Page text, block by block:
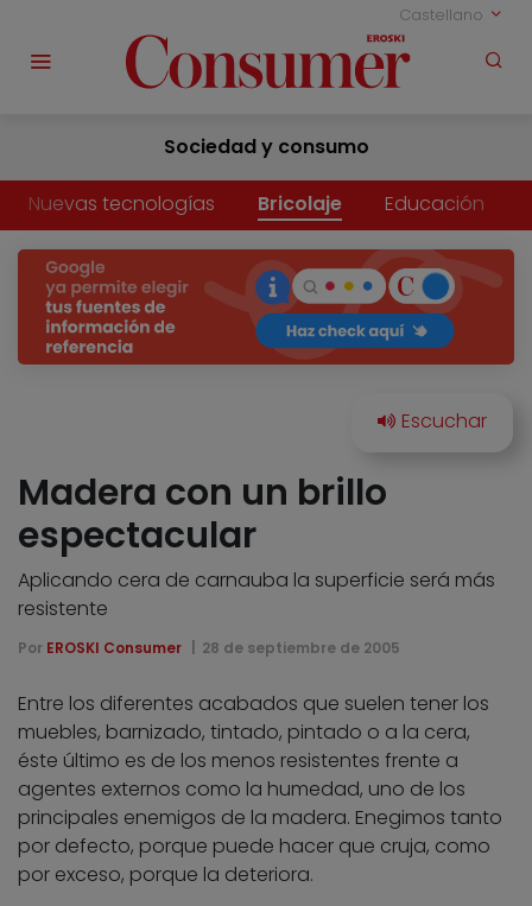
Castellano
Sociedad y consumo
Nuevas tecnologías Bricolaje Educación
Madera con un brillo
espectacular
Aplicando cera de carnauba la superficie será más
resistente
Por EROSKI Consumer 28 de septiembre de 2005
Entre los diferentes acabados que suelen tener los
muebles, barnizado, tintado, pintado o a la cera,
éste último es de los menos resistentes frente a
agentes externos como la humedad, uno de los
principales enemigos de la madera. Enegimos tanto
por defecto, porque puede hacer que cruja, como
por exceso, porque la deteriora.